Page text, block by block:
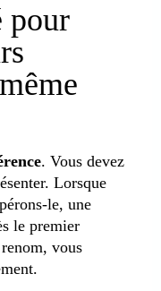
pour
. Vous devez
Lorsque
le, une
le premier
vous